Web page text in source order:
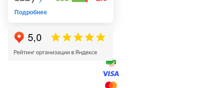
Подробнее